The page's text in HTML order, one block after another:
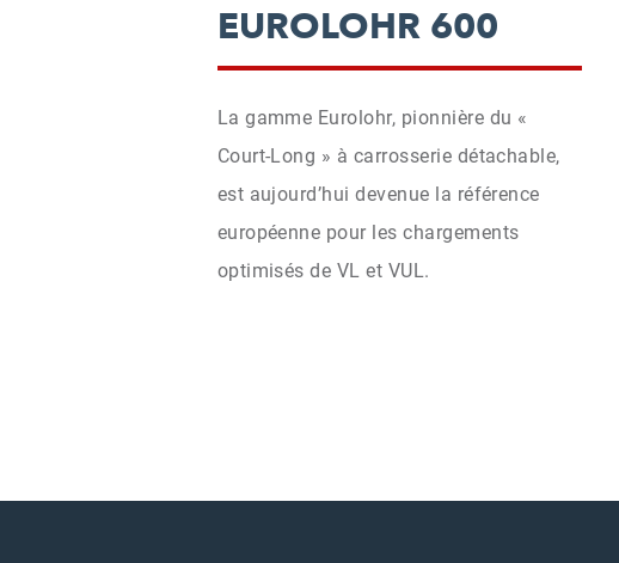
EUROLOHR 600
La gamme Eurolohr, pionnière du «
Court-Long » à carrosserie détachable,
est aujourd’hui devenue la référence
européenne pour les chargements
optimisés de VL et VUL.